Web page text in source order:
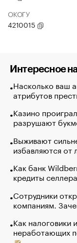
ОКОГУ
4210015
Интересное
Насколько ваш
атрибутов
Казино
разрушают
Выживают
избавляются от
Как банк
кредиты
Сотрудники
компаниям.
Как налоговики
неработающих